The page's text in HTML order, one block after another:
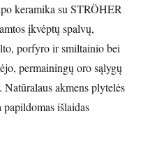
keramika su STRÖHER
įkvėptų spalvų,
porfyro ir smiltainio bei
permainingų oro sąlygų
akmens plytelės
išlaidas